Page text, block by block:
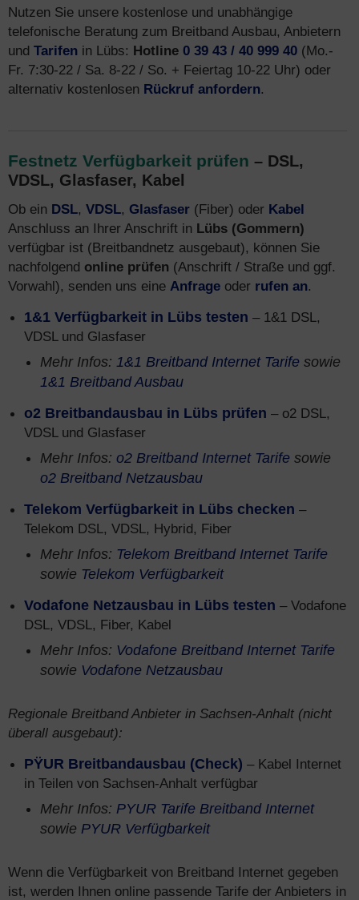
Nutzen Sie unsere kostenlose und unabhängige
telefonische Beratung zum Breitband Ausbau, Anbietern
und Tarifen in Lübs: Hotline 0 39 43 / 40 999 40 (Mo.-
Fr. 7:30-22 / Sa. 8-22 / So. + Feiertag 10-22 Uhr) oder
alternativ kostenlosen Rückruf anfordern.
Festnetz Verfügbarkeit prüfen – DSL,
VDSL, Glasfaser, Kabel
Ob ein DSL, VDSL, Glasfaser (Fiber) oder Kabel
Anschluss an Ihrer Anschrift in Lübs (Gommern)
verfügbar ist (Breitbandnetz ausgebaut), können Sie
nachfolgend online prüfen (Anschrift / Straße und ggf.
Vorwahl), senden uns eine Anfrage oder rufen an.
1&1 Verfügbarkeit in Lübs testen – 1&1 DSL,
VDSL und Glasfaser
Mehr Infos: 1&1 Breitband Internet Tarife sowie
1&1 Breitband Ausbau
o2 Breitbandausbau in Lübs prüfen – o2 DSL,
VDSL und Glasfaser
Mehr Infos: o2 Breitband Internet Tarife sowie
o2 Breitband Netzausbau
Telekom Verfügbarkeit in Lübs checken –
Telekom DSL, VDSL, Hybrid, Fiber
Mehr Infos: Telekom Breitband Internet Tarife
sowie Telekom Verfügbarkeit
Vodafone Netzausbau in Lübs testen – Vodafone
DSL, VDSL, Fiber, Kabel
Mehr Infos: Vodafone Breitband Internet Tarife
sowie Vodafone Netzausbau
Regionale Breitband Anbieter in Sachsen-Anhalt (nicht
überall ausgebaut):
PŸUR Breitbandausbau (Check) – Kabel Internet
in Teilen von Sachsen-Anhalt verfügbar
Mehr Infos: PYUR Tarife Breitband Internet
sowie PYUR Verfügbarkeit
Wenn die Verfügbarkeit von Breitband Internet gegeben
ist, werden Ihnen online passende Tarife der Anbieters in